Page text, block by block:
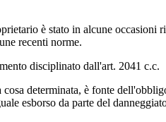
è stato in alcune occasioni
recenti norme.
disciplinato dall'art. 2041 c.c.
determinata, è fonte
esborso da parte del